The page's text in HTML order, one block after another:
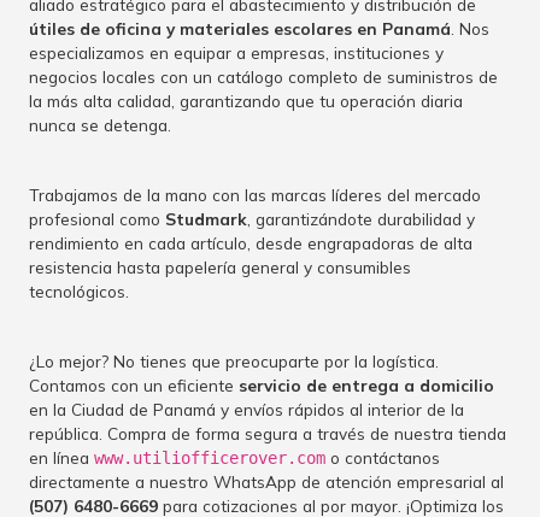
útiles de oficina y materiales escolares en Panamá . Nos
especializamos en equipar a empresas, instituciones y
negocios locales con un catálogo completo de suministros de
la más alta calidad, garantizando que tu operación diaria
nunca se detenga.
Trabajamos de la mano con las marcas líderes del mercado
profesional como Studmark , garantizándote durabilidad y
rendimiento en cada artículo, desde engrapadoras de alta
resistencia hasta papelería general y consumibles
tecnológicos.
¿Lo mejor? No tienes que preocuparte por la logística.
Contamos con un eficiente servicio de entrega a domicilio
en la Ciudad de Panamá y envíos rápidos al interior de la
república. Compra de forma segura a través de nuestra tienda
en línea www.utiliofficerover.com o contáctanos
directamente a nuestro WhatsApp de atención empresarial al
(507) 6480-6669 para cotizaciones al por mayor. ¡Optimiza los